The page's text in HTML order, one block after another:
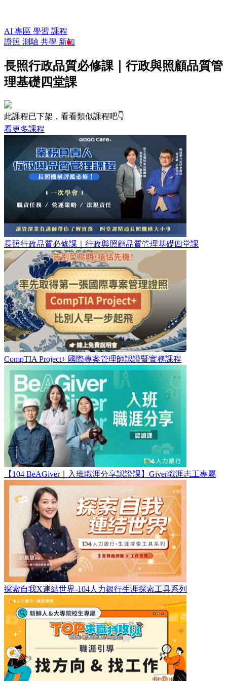
AI 專區 學習 課程
證照 測驗 共學 新知
長照行政品質必修課｜行政與照顧品質管
理基礎四堂課
此課程已下架，看看類似課程吧👇
看更多課程
長照行政品質必修課｜行政與照顧品質管理基礎四堂課
CompTIA Project+ 國際專案管理師認證暨實務課程
【104 BeAGiver｜入班職涯分享認證課】Giver職涯志工專屬
探索自我X連結世界-104人力銀行生涯探索工具系列